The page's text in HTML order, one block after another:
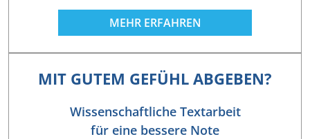
MEHR ERFAHREN
MIT GUTEM GEFÜHL ABGEBEN?
Wissenschaftliche Textarbeit
für eine bessere Note